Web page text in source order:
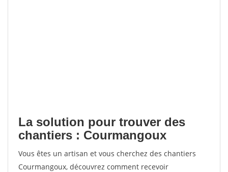
La solution pour trouver des
chantiers : Courmangoux
Vous êtes un artisan et vous cherchez des chantiers
Courmangoux, découvrez comment recevoir